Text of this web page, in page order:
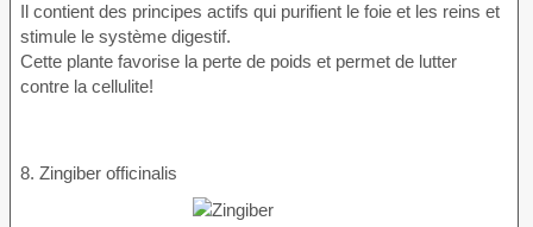
Il contient des principes actifs qui purifient le foie et les reins et
stimule le système digestif.
Cette plante favorise la perte de poids et permet de lutter
contre la cellulite!
8. Zingiber officinalis